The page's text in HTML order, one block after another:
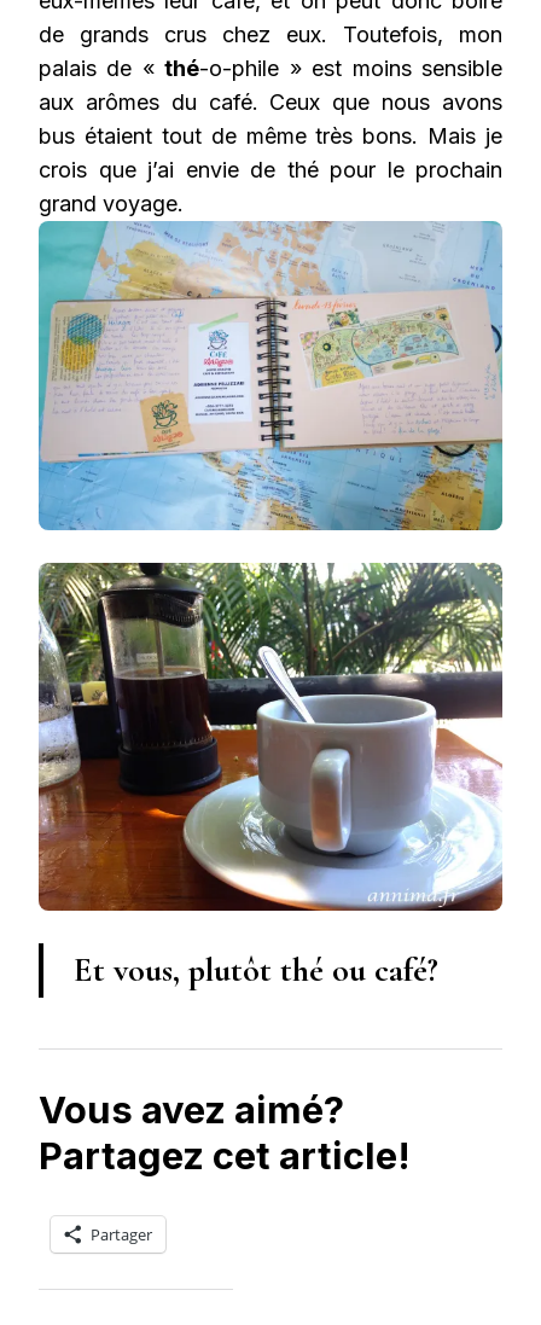
de grands crus chez eux. Toutefois, mon
palais de «thé-o-phile » est moins sensible
aux arômes du café. Ceux que nous avons
bus étaient tout de même très bons. Mais je
crois que j’ai envie de thé pour le prochain
grand voyage.
Et vous, plutôt thé ou café?
Vous avez aimé?
Partagez cet article!
Partager